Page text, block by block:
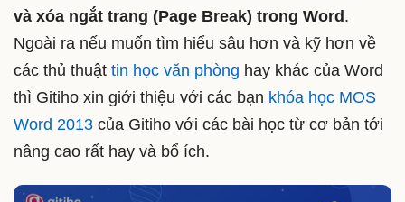
và xóa ngắt trang (Page Break) trong Word .
Ngoài ra nếu muốn tìm hiểu sâu hơn và kỹ hơn về
các thủ thuật tin học văn phòng hay khác của Word
thì Gitiho xin giới thiệu với các bạn khóa học MOS
Word 2013 của Gitiho với các bài học từ cơ bản tới
nâng cao rất hay và bổ ích.